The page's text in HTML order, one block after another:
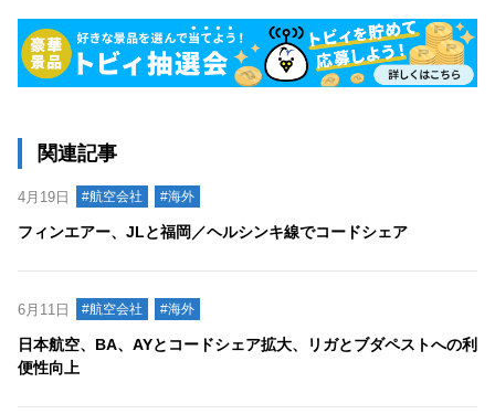
関連記事
4月19日 #航空会社 #海外
フィンエアー、JLと福岡／ヘルシンキ線でコードシェア
6月11日 #航空会社 #海外
日本航空、BA、AYとコードシェア拡大、リガとブダペストへの利
便性向上